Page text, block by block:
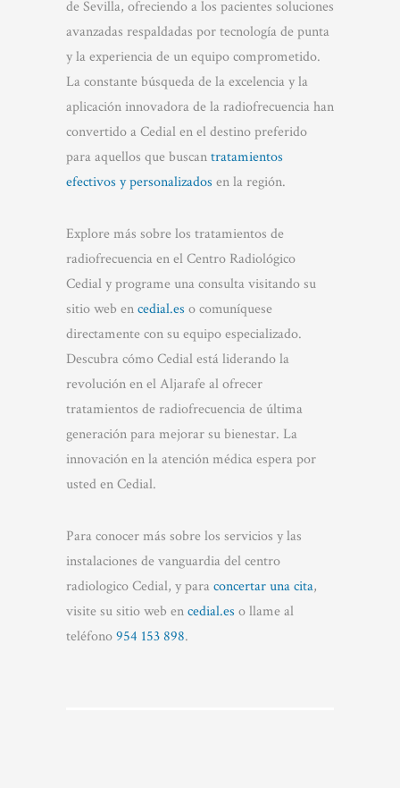
de Sevilla, ofreciendo a los pacientes soluciones
avanzadas respaldadas por tecnología de punta
y la experiencia de un equipo comprometido.
La constante búsqueda de la excelencia y la
aplicación innovadora de la radiofrecuencia han
convertido a Cedial en el destino preferido
para aquellos que buscantratamientos
efectivos y personalizados en la región.
Explore más sobre los tratamientos de
radiofrecuencia en el Centro Radiológico
Cedial y programe una consulta visitando su
sitio web encedial.es o comuníquese
directamente con su equipo especializado.
Descubra cómo Cedial está liderando la
revolución en el Aljarafe al ofrecer
tratamientos de radiofrecuencia de última
generación para mejorar su bienestar. La
innovación en la atención médica espera por
usted en Cedial.
Para conocer más sobre los servicios y las
instalaciones de vanguardia del centro
radiologico Cedial, y paraconcertar una cita,
visite su sitio web encedial.es o llame al
teléfono954 153 898.